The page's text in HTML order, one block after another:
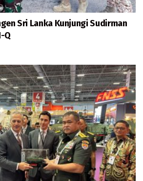
Sri Lanka Kunjungi Sudirman
Q